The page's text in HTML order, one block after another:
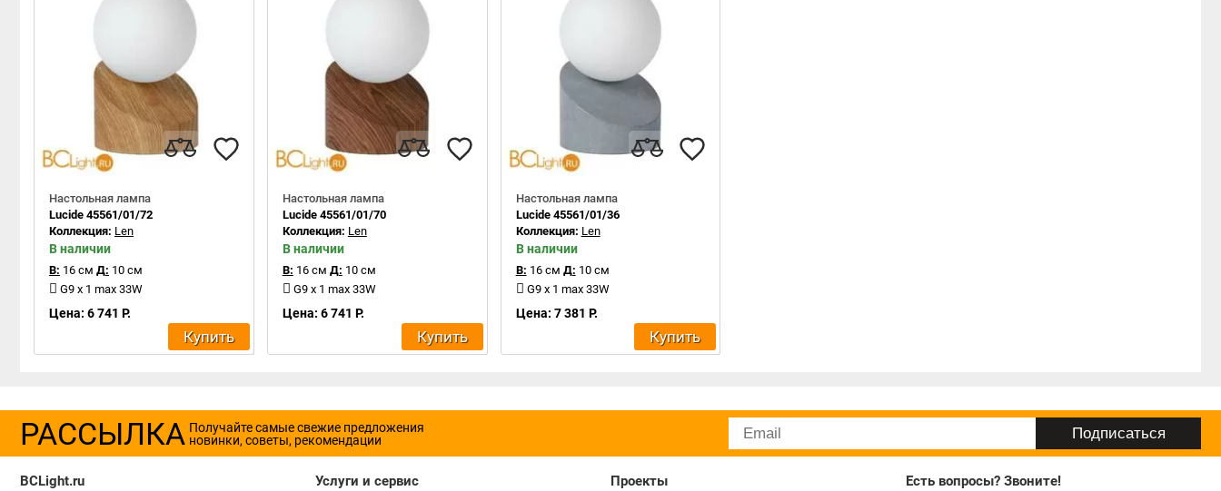
Настольная лампа
Lucide 45561/01/72
Коллекция: Len
В наличии
В: 16 см Д: 10 см
G9 x 1 max 33W
Цена: 6 741 Р.
Купить
Настольная лампа
Lucide 45561/01/70
Коллекция: Len
В наличии
В: 16 см Д: 10 см
G9 x 1 max 33W
Цена: 6 741 Р.
Купить
Настольная лампа
Lucide 45561/01/36
Коллекция: Len
В наличии
В: 16 см Д: 10 см
G9 x 1 max 33W
Цена: 7 381 Р.
Купить
РАССЫЛКА Получайте самые свежие предложения
новинки, советы, рекомендации
BCLight.ru Услуги и сервис Проекты Есть вопросы? Звоните!